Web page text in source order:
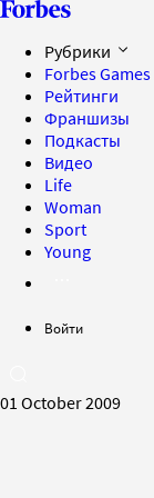
Рубрики
Forbes Games
Рейтинги
Франшизы
Подкасты
Видео
Life
Woman
Sport
Young
Войти
01 October 2009